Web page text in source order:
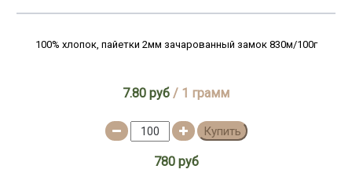
100% хлопок, пайетки 2мм зачарованный замок 830м/100г
7.80 руб / 1 грамм
Купить
780 руб